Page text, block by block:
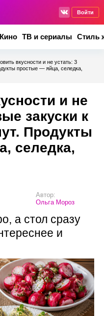
Войти
Кино ТВ и сериалы Стиль
вкусности и не устать: 3
простые — яйца, селедка,
и не
закуски к
Продукты
селедка,
Автор:
Ольга Мороз
а стол сразу
и